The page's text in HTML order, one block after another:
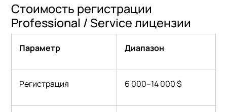
Стоимость регистрации
Professional / Service лицензии
Параметр Диапазон
Регистрация 6 000–14 000 $